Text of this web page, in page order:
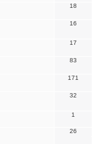
18
16
17
83
171
32
1
26